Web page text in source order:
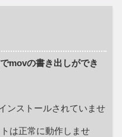
movの書き出しができ
ンストールされていませ
は正常に動作しませ